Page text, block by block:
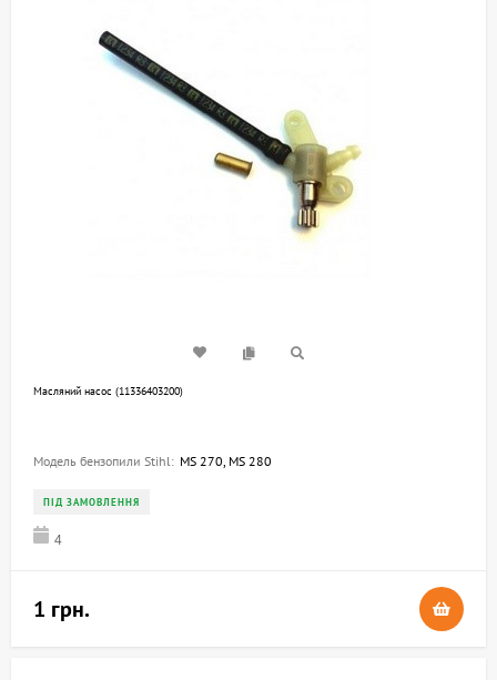
Масляний насос (11336403200)
Модель бензопили Stihl: MS 270, MS 280
ПІД ЗАМОВЛЕННЯ
4
1 грн.